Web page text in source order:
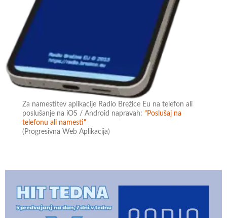
Za namestitev aplikacije Radio Brežice Eu na telefon ali
poslušanje na iOS / Android napravah:"Poslušaj na
telefonu ali namesti"
(Progresivna Web Aplikacija)